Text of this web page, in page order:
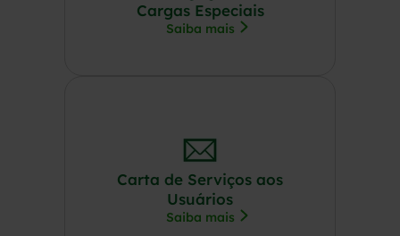
Cargas Especiais
Saiba mais
Carta de Serviços aos
Usuários
Saiba mais